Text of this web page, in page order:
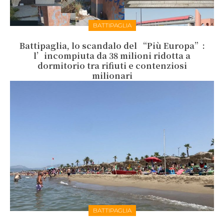
BATTIPAGLIA
Battipaglia, lo scandalo del “Più Europa”:
l’incompiuta da 38 milioni ridotta a
dormitorio tra rifiuti e contenziosi
milionari
BATTIPAGLIA